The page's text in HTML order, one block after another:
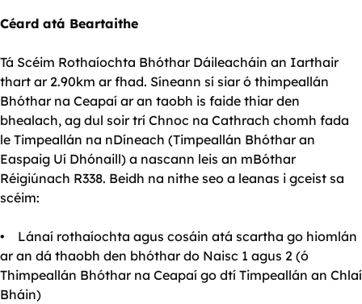
Céard atá Beartaithe
Tá Scéim Rothaíochta Bhóthar Dáileacháin an Iarthair
thart ar 2.90km ar fhad. Síneann sí siar ó thimpeallán
Bhóthar na Ceapaí ar an taobh is faide thiar den
bhealach, ag dul soir trí Chnoc na Cathrach chomh fada
le Timpeallán na nDíneach (Timpeallán Bhóthar an
Easpaig Uí Dhónaill) a nascann leis an mBóthar
Réigiúnach R338. Beidh na nithe seo a leanas i gceist sa
scéim:
• Lánaí rothaíochta agus cosáin atá scartha go hiomlán
ar an dá thaobh den bhóthar do Naisc 1 agus 2 (ó
Thimpeallán Bhóthar na Ceapaí go dtí Timpeallán an Chlaí
Bháin)